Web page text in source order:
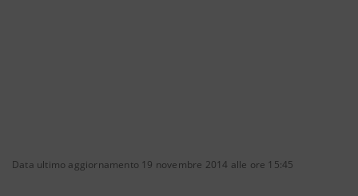
Data ultimo aggiornamento 19 novembre 2014 alle ore 15:45